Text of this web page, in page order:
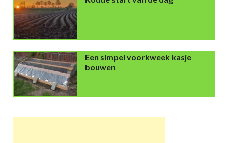
Een simpel voorkweek kasje
bouwen